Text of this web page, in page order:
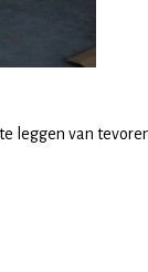
leggen van